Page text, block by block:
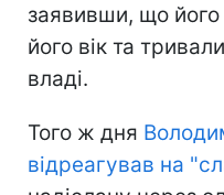
заявивши, що його
його вік та
владі.
Того ж дня
відреагував на